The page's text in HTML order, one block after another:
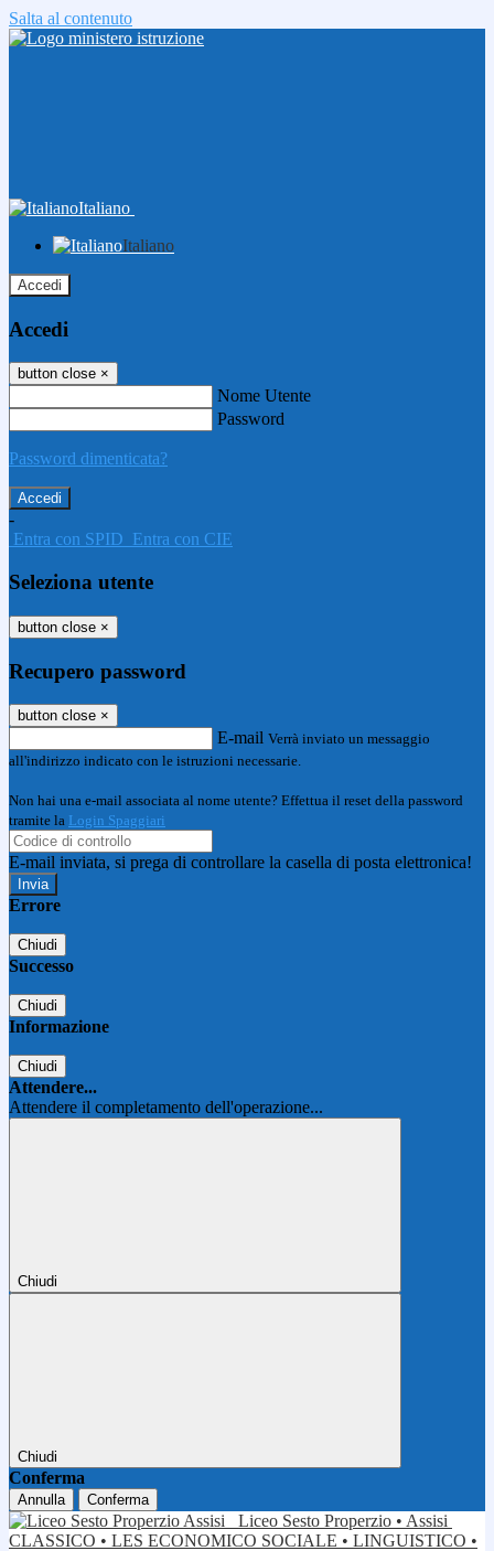
Salta al contenuto
Italiano
Italiano
Accedi
Accedi
button close ×
Nome Utente
Password
Password dimenticata?
-
Entra con SPID Entra con CIE
Seleziona utente
button close ×
Recupero password
button close ×
E-mail Verrà inviato un messaggio
all'indirizzo indicato con le istruzioni necessarie.
Non hai una e-mail associata al nome utente? Effettua il reset della password
tramite la Login Spaggiari
E-mail inviata, si prega di controllare la casella di posta elettronica!
Errore
Chiudi
Successo
Chiudi
Informazione
Chiudi
Attendere...
Attendere il completamento dell'operazione...
Chiudi
Chiudi
Conferma
Annulla Conferma
Liceo Sesto Properzio • Assisi
CLASSICO • LES ECONOMICO SOCIALE • LINGUISTICO •